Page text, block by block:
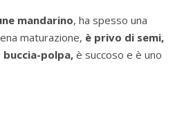
mandarino, ha spesso una
maturazione, è privo di semi,
polpa, è succoso e è uno